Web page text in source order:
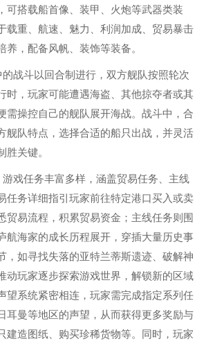
可搭载船首像、装甲、火炮等武器类装
载重、航速、魅力、利润加成、贸易暴击
养，配备风帆、装饰等装备。
战斗以回合制进行，双方舰队按照轮次
时，玩家可能遭遇海盗、其他掠夺者或其
需操控自己的舰队展开海战。战斗中，合
舰队特点，选择合适的船只出战，并灵活
胜关键。
戏任务丰富多样，涵盖贸易任务、主线
任务详细指引玩家前往特定港口买入或卖
贸易流程，积累贸易资金；主线任务则围
航海家的成长历程展开，穿插大量历史事
，如寻找失落的亚特兰蒂斯遗迹、破解神
动玩家逐步探索游戏世界，解锁新的区域
望系统紧密相连，玩家需完成指定系列任
耳曼等地区的声望，从而获得更多奖励与
建造图纸、购买珍稀货物等。同时，玩家